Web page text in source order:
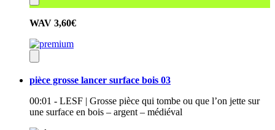
WAV 3,60€
pièce grosse lancer surface bois 03
00:01 - LESF | Grosse pièce qui tombe ou que l’on jette sur
une surface en bois – argent – médiéval